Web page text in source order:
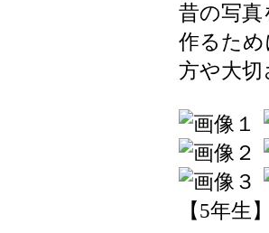
昔の写
作るた
方や大
【5年生